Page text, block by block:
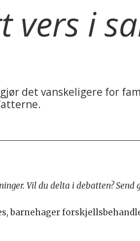
vers i
det vanskeligere for
Vil du delta i debatten?
barnehager